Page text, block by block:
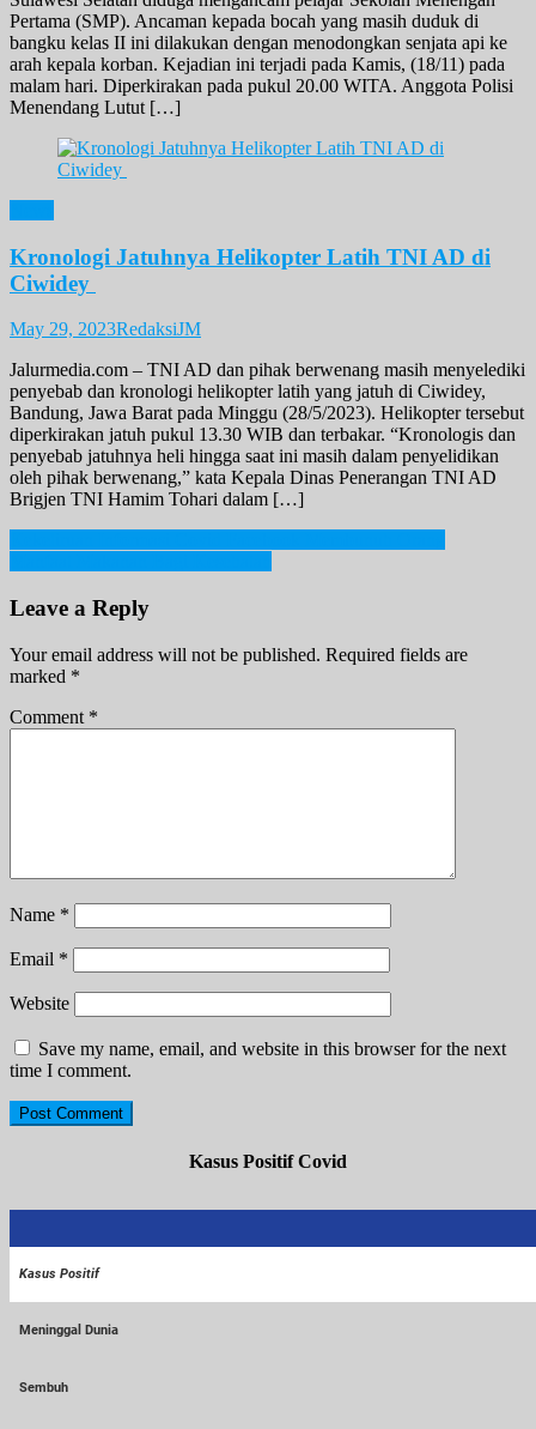
Pertama (SMP). Ancaman kepada bocah yang masih duduk di
bangku kelas II ini dilakukan dengan menodongkan senjata api ke
arah kepala korban. Kejadian ini terjadi pada Kamis, (18/11) pada
malam hari. Diperkirakan pada pukul 20.00 WITA. Anggota Polisi
Menendang Lutut […]
Kronologi Jatuhnya Helikopter Latih TNI AD di
Ciwidey
May 29, 2023RedaksiJM
Jalurmedia.com – TNI AD dan pihak berwenang masih menyelediki
penyebab dan kronologi helikopter latih yang jatuh di Ciwidey,
Bandung, Jawa Barat pada Minggu (28/5/2023). Helikopter tersebut
diperkirakan jatuh pukul 13.30 WIB dan terbakar. “Kronologis dan
penyebab jatuhnya heli hingga saat ini masih dalam penyelidikan
oleh pihak berwenang,” kata Kepala Dinas Penerangan TNI AD
Brigjen TNI Hamim Tohari dalam […]
Post
navigation
Leave a Reply
Your email address will not be published. Required fields are
marked *
Comment *
Name *
Email *
Website
Save my name, email, and website in this browser for the next
time I comment.
Kasus Positif Covid